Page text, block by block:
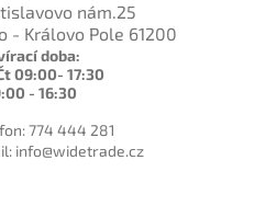
nám.25
- Královo Pole 61200
doba:
09:00- 17:30
- 16:30
774 444 281
info@widetrade.cz